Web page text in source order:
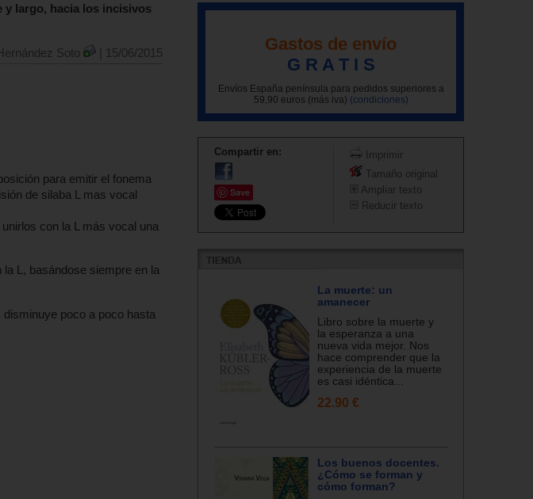
largo, hacia los incisivos
Soto | 15/06/2015
para emitir el fonema
de silaba L mas vocal
con la L más vocal una
L, basándose siempre en la
poco a poco hasta
Gastos de envío
G R A T I S
Envíos España península para pedidos superiores a
59,90 euros (más iva) (condiciones)
Compartir en:
Save
Imprimir
Tamaño original
Ampliar texto
Reducir texto
La muerte: un
amanecer
Libro sobre la muerte y
la esperanza a una
nueva vida mejor. Nos
hace comprender que la
experiencia de la muerte
es casi idéntica...
22.90 €
Los buenos docentes.
¿Cómo se forman y
cómo forman?